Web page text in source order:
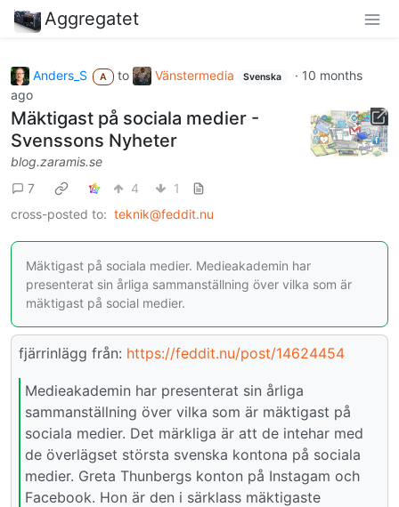
Aggregatet
Anders_S A to Vänstermedia Svenska · 10 months
ago
Mäktigast på sociala medier -
Svenssons Nyheter
blog.zaramis.se
7
4
1
cross-posted to: teknik@feddit.nu
Mäktigast på sociala medier. Medieakademin har
presenterat sin årliga sammanställning över vilka som är
mäktigast på social medier.
fjärrinlägg från: https://feddit.nu/post/14624454
Medieakademin har presenterat sin årliga
sammanställning över vilka som är mäktigast på
sociala medier. Det märkliga är att de intehar med
de överlägset största svenska kontona på sociala
medier. Greta Thunbergs konton på Instagam och
Facebook. Hon är den i särklass mäktigaste